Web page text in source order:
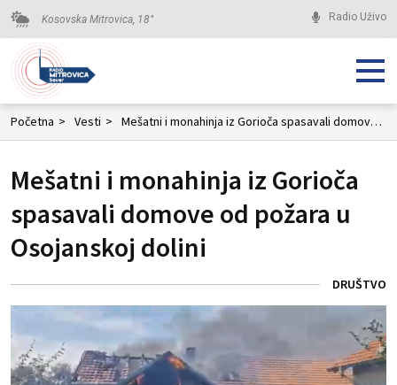
Kosovska Mitrovica, 18° Radio Uživo
Početna > Vesti > Mešatni i monahinja iz Gorioča spasavali domove od požara u Osojanskoj dolini
Mešatni i monahinja iz Gorioča
spasavali domove od požara u
Osojanskoj dolini
DRUŠTVO